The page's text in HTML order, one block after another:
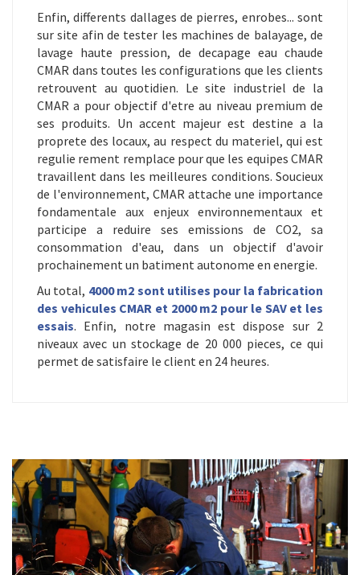
Enfin, differents dallages de pierres, enrobes... sont
sur site afin de tester les machines de balayage, de
lavage haute pression, de decapage eau chaude
CMAR dans toutes les configurations que les clients
retrouvent au quotidien. Le site industriel de la
CMAR a pour objectif d'etre au niveau premium de
ses produits. Un accent majeur est destine a la
proprete des locaux, au respect du materiel, qui est
regulie rement remplace pour que les equipes CMAR
travaillent dans les meilleures conditions. Soucieux
de l'environnement, CMAR attache une importance
fondamentale aux enjeux environnementaux et
participe a reduire ses emissions de CO2, sa
consommation d'eau, dans un objectif d'avoir
prochainement un batiment autonome en energie.
Au total, 4000 m2 sont utilises pour la fabrication
des vehicules CMAR et 2000 m2 pour le SAV et les
essais. Enfin, notre magasin est dispose sur 2
niveaux avec un stockage de 20 000 pieces, ce qui
permet de satisfaire le client en 24 heures.